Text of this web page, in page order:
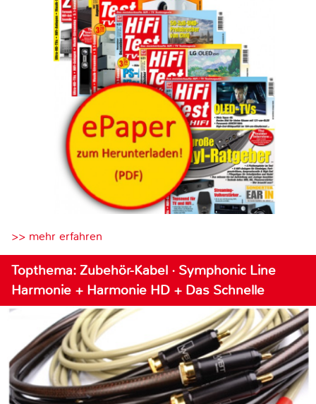
>> mehr erfahren
Topthema: Zubehör-Kabel · Symphonic Line
Harmonie + Harmonie HD + Das Schnelle